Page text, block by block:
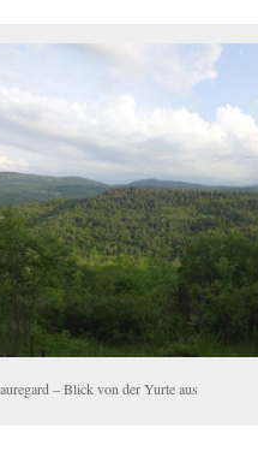
– Blick von der Yurte aus